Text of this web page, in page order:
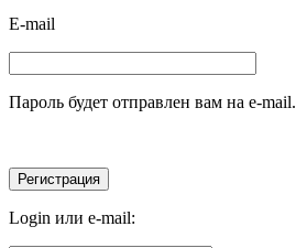
E-mail
Пароль будет отправлен вам на e-mail.
Login или e-mail: